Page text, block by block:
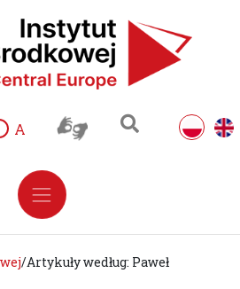
A
/Artykuły według: Paweł